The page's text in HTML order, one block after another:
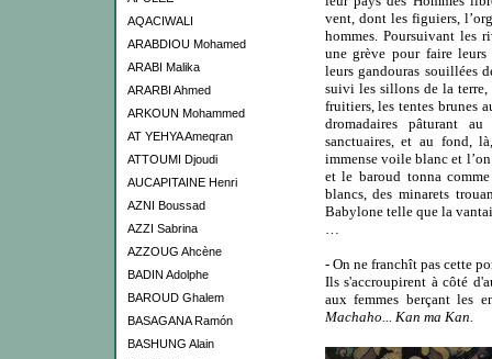
AQACIWALI
ARABDIOU Mohamed
ARABI Malika
ARARBI Ahmed
ARKOUN Mohammed
AT YEHYA Ameqran
ATTOUMI Djoudi
AUCAPITAINE Henri
AZNI Boussad
AZZI Sabrina
AZZOUG Ahcène
BADIN Adolphe
BAROUD Ghalem
BASAGANA Ramón
BASHUNG Alain
vent, dont les figuiers,
hommes. Poursuivant les
une grève pour faire
leurs gandouras souillées
suivi les sillons de la terre,
fruitiers, les tentes brunes
dromadaires pâturant
sanctuaires, et au fond,
immense voile blanc et
et le baroud tonna
blancs, des minarets
Babylone telle que la
…
- On ne franchît pas cette
Ils s'accroupirent à côté
aux femmes berçant les
Machaho... Kan ma Kan.